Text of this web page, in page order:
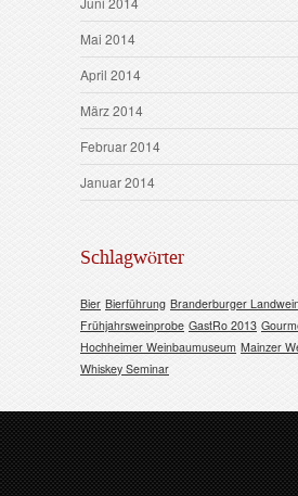
Mai 2014
April 2014
März 2014
Februar 2014
Januar 2014
Schlagwörter
Bier Bierführung Branderburger
Frühjahrsweinprobe GastRo 2013
Hochheimer Weinbaumuseum Mainzer
Whiskey Seminar